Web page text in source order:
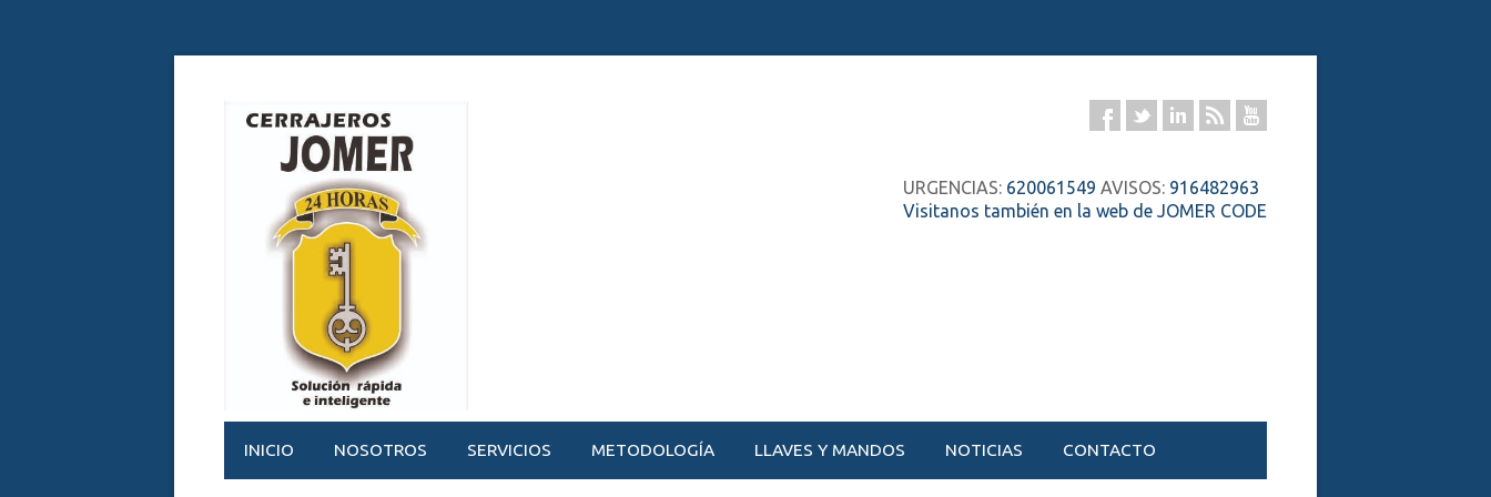
URGENCIAS: 620061549 AVISOS: 916482963
Visitanos también en la web de JOMER CODE
INICIO NOSOTROS SERVICIOS METODOLOGÍA LLAVES Y MANDOS NOTICIAS CONTACTO